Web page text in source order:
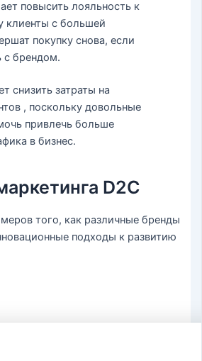
повысить лояльность к
клиенты с большей
покупку снова, если
с брендом.
снизить затраты на
, поскольку довольные
привлечь больше
в бизнес.
D2C
того, как различные бренды
подходы к развитию